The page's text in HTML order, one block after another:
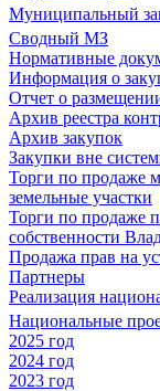
Муниципальный
Сводный МЗ
Нормативные
Информация о
Отчет о
Архив реестра
Архив закупок
Закупки вне
Торги по продаже
земельные участки
Торги по продаже
собственности
Продажа прав на
Партнеры
Реализация
Национальные
2025 год
2024 год
2023 год